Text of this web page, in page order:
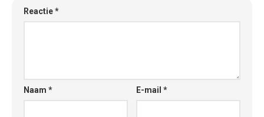
Reactie*
Naam * E-mail*